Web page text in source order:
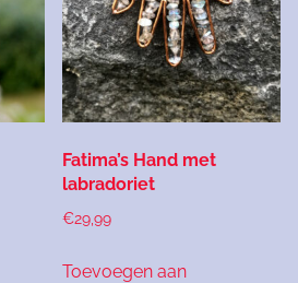
Fatima’s Hand met
labradoriet
€29,99
Toevoegen aan